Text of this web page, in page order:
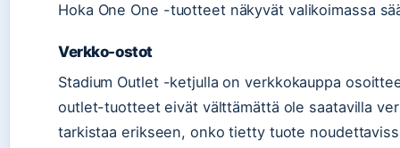
Hoka One One -tuotteet näkyvät valikoimassa
Verkko-ostot
Stadium Outlet -ketjulla on verkkokauppa
outlet-tuotteet eivät välttämättä ole saatavilla
tarkistaa erikseen, onko tietty tuote